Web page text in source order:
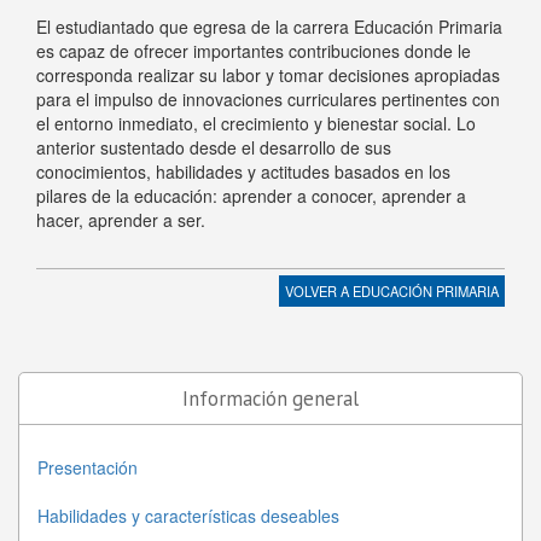
El estudiantado que egresa de la carrera Educación Primaria
es capaz de ofrecer importantes contribuciones donde le
corresponda realizar su labor y tomar decisiones apropiadas
para el impulso de innovaciones curriculares pertinentes con
el entorno inmediato, el crecimiento y bienestar social. Lo
anterior sustentado desde el desarrollo de sus
conocimientos, habilidades y actitudes basados en los
pilares de la educación: aprender a conocer, aprender a
hacer, aprender a ser.
VOLVER AEDUCACIÓN PRIMARIA
Información general
Presentación
Habilidades y características deseables